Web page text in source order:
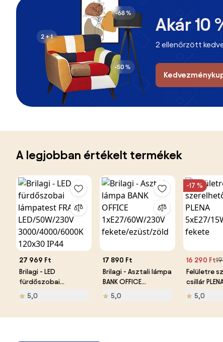
Akár 10
2 ellenőrzött
A legjobban értékelt termékek
27 969 Ft
Brilagi - LED
fürdőszobai
lámpatest FRAME
LED/50W/230V
5,0
17 890 Ft
Brilagi - Asztali lámpa
BANK OFFICE
1xE27/60W/230V
fekete/ezüst/zöld
5,0
-17 %
16 290 Ft
Felületre
csillár
5xE27/
fekete
5,0